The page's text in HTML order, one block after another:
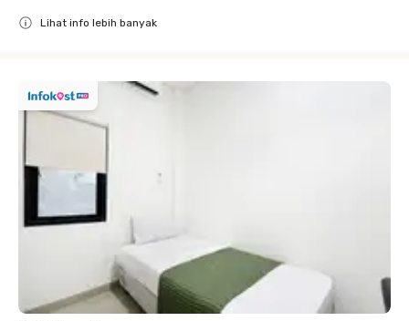
Lihat info lebih banyak